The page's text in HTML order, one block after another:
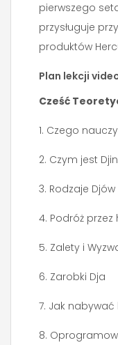
pierwszego
przysługuje
produktów
Plan lekcji
Cześć
1. Czego
2. Czym jest
3. Rodzaje Djów
4. Podróż przez
5. Zalety i
6. Zarobki Dja
7. Jak
8.